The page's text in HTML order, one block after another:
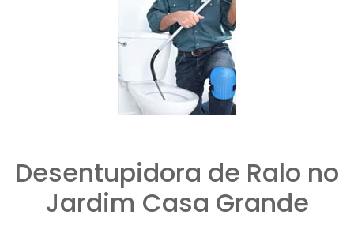
Desentupidora de Ralo no
Jardim Casa Grande